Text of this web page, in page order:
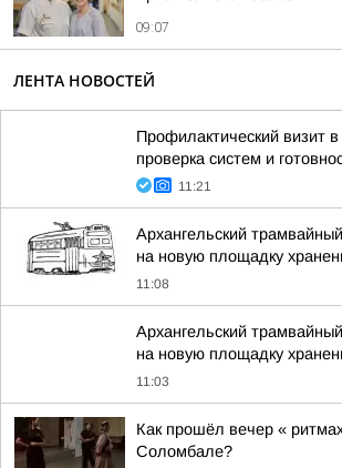
09:07
ЛЕНТА НОВОСТЕЙ
Профилактический визит
проверка систем и
11:21
Архангельский
на новую площадку
11:08
Архангельский
на новую площадку
11:03
Как прошёл вечер «
Соломбале?